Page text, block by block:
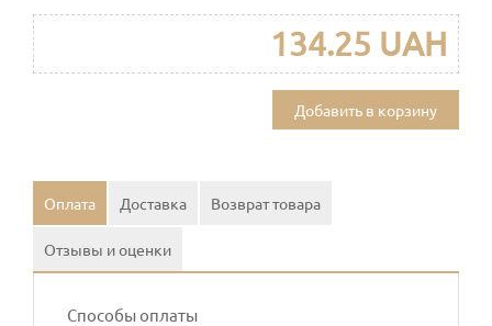
134.25 UAH
Добавить в корзину
Оплата Доставка Возврат товара
Отзывы и оценки
Способы оплаты